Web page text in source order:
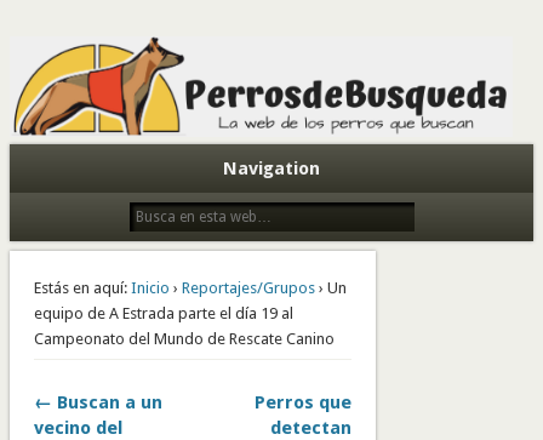
Todo sobre perros de búsqueda y detectores
Navigation
Estás en aquí: Inicio › Reportajes/Grupos› Un
equipo de A Estrada parte el día 19 al
Campeonato del Mundo de Rescate Canino
← Buscan a un
vecino del
Perros que
detectan